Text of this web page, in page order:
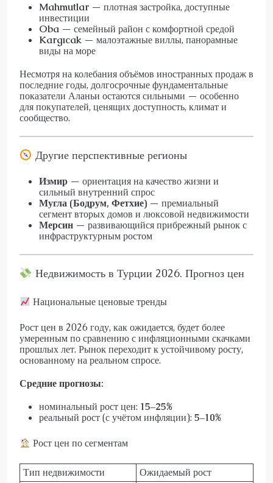
Mahmutlar — плотная застройка, доступные
инвестиции
Oba — семейный район с комфортной средой
Kargıcak — малоэтажные виллы, панорамные
виды на море
Несмотря на колебания объёмов иностранных продаж в
последние годы, долгосрочные фундаментальные
показатели Аланьи остаются сильными — особенно
для покупателей, ценящих доступность, климат и
сообщество.
Другие перспективные регионы
Измир — ориентация на качество жизни и
сильный внутренний спрос
Мугла (Бодрум, Фетхие) — премиальный
сегмент вторых домов и люксовой недвижимости
Мерсин — развивающийся прибрежный рынок с
инфраструктурным ростом
Недвижимость в Турции 2026. Прогноз цен
Национальные ценовые тренды
Рост цен в 2026 году, как ожидается, будет более
умеренным по сравнению с инфляционными скачками
прошлых лет. Рынок переходит к устойчивому росту,
основанному на реальном спросе.
Средние прогнозы:
номинальный рост цен: 15–25%
реальный рост (с учётом инфляции): 5–10%
Рост цен по сегментам
Тип недвижимости
Ожидаемый рост